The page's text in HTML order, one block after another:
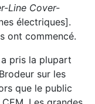
Line Cover-
électriques].
ont commencé.
pris la plupart
sur les
que le public